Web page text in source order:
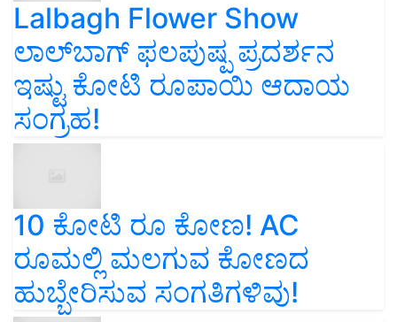
Lalbagh Flower Show
ಲಾಲ್‌ಬಾಗ್ ಫಲಪುಷ್ಪ ಪ್ರದರ್ಶನ
ಇಷ್ಟು ಕೋಟಿ ರೂಪಾಯಿ ಆದಾಯ
ಸಂಗ್ರಹ!
10 ಕೋಟಿ ರೂ ಕೋಣ! AC
ರೂಮಲ್ಲಿ ಮಲಗುವ ಕೋಣದ
ಹುಬ್ಬೇರಿಸುವ ಸಂಗತಿಗಳಿವು!